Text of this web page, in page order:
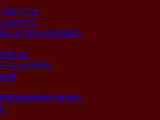
Sprache
und PC
an Universitäten
Kino
lernen